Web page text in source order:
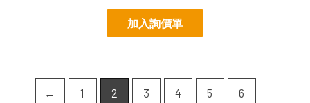
加入詢價單
← 1 2 3 4 5 6